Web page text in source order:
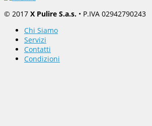
© 2017 X Pulire S.a.s. • P.IVA 02942790243
Chi Siamo
Servizi
Contatti
Condizioni